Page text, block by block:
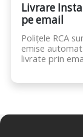
Livrare
pe email
Polițele RCA
emise
livrate prin